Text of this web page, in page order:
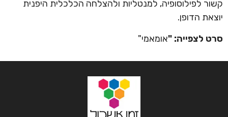
קשור לפילוסופיה, למנטליות ולהצלחה הכלכלית היפנית
יוצאת הדופן.
סרט לצפייה: "אומאמי"